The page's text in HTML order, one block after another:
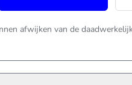
afwijken van de